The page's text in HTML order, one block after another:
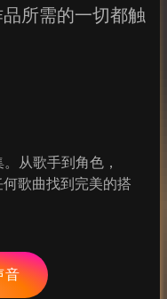
所需的一切都触
从歌手到角色，
歌曲找到完美的搭
音